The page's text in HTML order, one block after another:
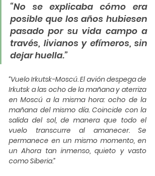
“No se explicaba cómo era
posible que los años hubiesen
pasado por su vida campo a
través, livianos y efímeros, sin
dejar huella.”
“Vuelo Irkutsk-Moscú. El avión despega de
Irkutsk a las ocho de la mañana y aterriza
en Moscú a la misma hora: ocho de la
mañana del mismo día. Coincide con la
salida del sol, de manera que todo el
vuelo transcurre al amanecer. Se
permanece en un mismo momento, en
un Ahora tan inmenso, quieto y vasto
como Siberia.”